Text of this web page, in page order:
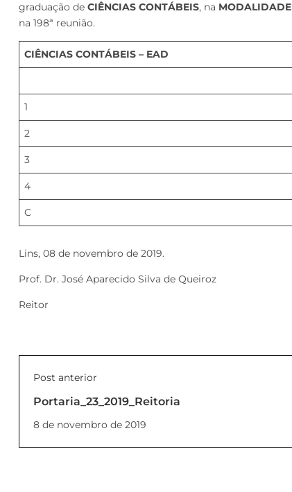
graduação de CIÊNCIAS CONTÁBEIS, na
na 198ª reunião.
CIÊNCIAS CONTÁBEIS – EAD
1
2
3
4
C
Lins, 08 de novembro de 2019.
Prof. Dr. José Aparecido Silva de Queiroz
Reitor
Post anterior
Portaria_23_2019_Reitoria
8 de novembro de 2019